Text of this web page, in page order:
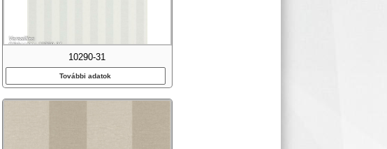
10290-31
További adatok